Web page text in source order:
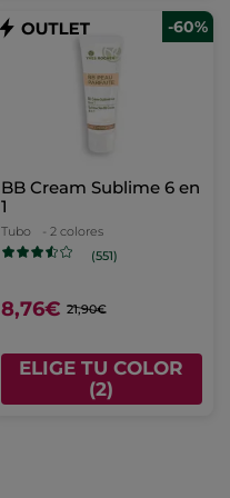
-60%
BB Cream Sublime 6 en
1
Tubo
- 2 colores
(551)
8,76€ 21,90€
ELIGE TU COLOR
(2)